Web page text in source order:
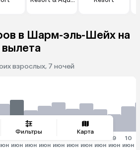
Фильтры Карта
в Шарм-эль-Шейх на
взрослых, 7 ночей
июн июн июн июн июн июн июн
9
июн
10
июн